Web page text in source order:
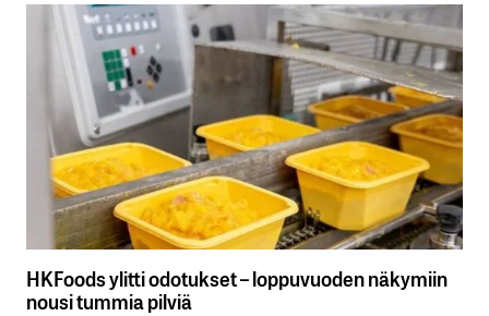
HKFoods ylitti odotukset – loppuvuoden näkymiin
nousi tummia pilviä